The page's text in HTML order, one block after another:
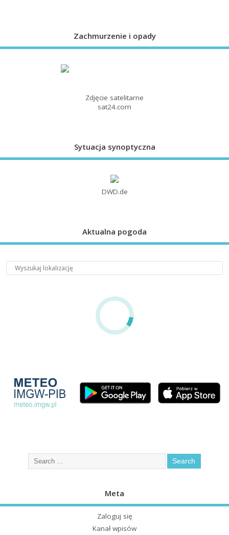
Zachmurzenie i opady
Zdjęcie satelitarne
sat24.com
Sytuacja synoptyczna
DWD.de
Aktualna pogoda
Meta
Zaloguj się
Kanał wpisów